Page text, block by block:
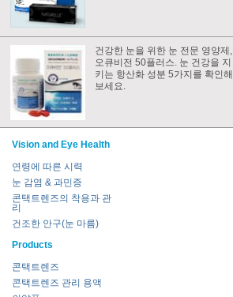
건강한 눈을 위한 눈 전문 영양제,
오큐비전 50플러스. 눈 건강을 지
키는 항산화 성분 5가지를 확인해
보세요.
Vision and Eye Health
연령에 따른 시력
눈 감염 & 과민증
콘택트렌즈의 착용과 관
리
건조한 안구(눈 마름)
Products
콘택트렌즈
콘택트렌즈 관리 용액